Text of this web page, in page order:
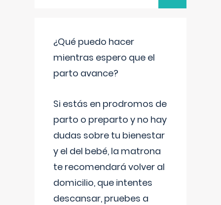
¿Qué puedo hacer
mientras espero que el
parto avance?
Si estás en prodromos de
parto o preparto y no hay
dudas sobre tu bienestar
y el del bebé, la matrona
te recomendará volver al
domicilio, que intentes
descansar, pruebes a